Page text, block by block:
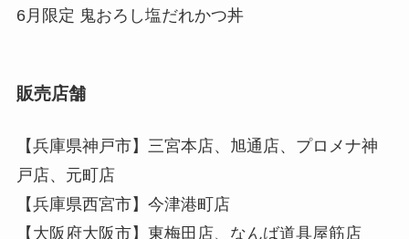
6月限定 鬼おろし塩だれかつ丼
販売店舗
【兵庫県神戸市】三宮本店、旭通店、プロメナ神
戸店、元町店
【兵庫県西宮市】今津港町店
【大阪府大阪市】東梅田店、なんば道具屋筋店